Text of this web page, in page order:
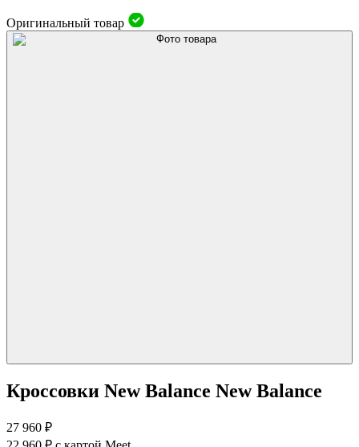
Оригинальный товар
Кроссовки New Balance New Balance
27 960 ₽